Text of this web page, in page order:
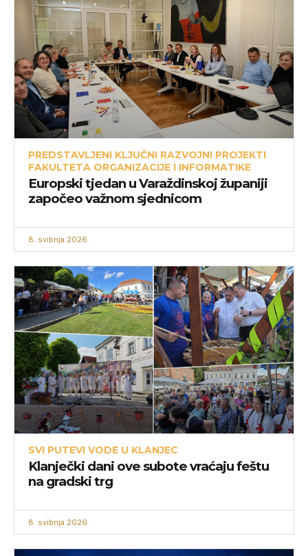
PREDSTAVLJENI KLJUČNI RAZVOJNI PROJEKTI
FAKULTETA ORGANIZACIJE I INFORMATIKE
Europski tjedan u Varaždinskoj županiji
započeo važnom sjednicom
8. svibnja 2026.
SVI PUTEVI VODE U KLANJEC
Klanječki dani ove subote vraćaju feštu
na gradski trg
8. svibnja 2026.